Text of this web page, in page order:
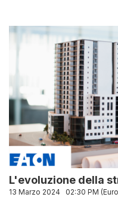
L'evoluzione della
13 Marzo 2024 02:30 PM